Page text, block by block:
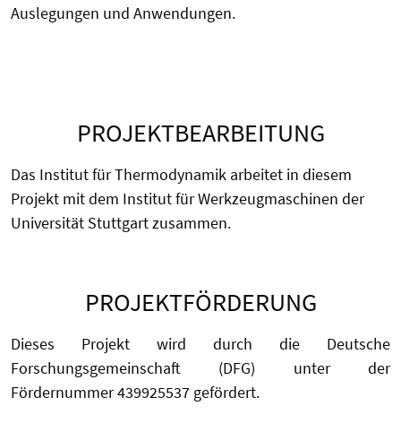
Auslegungen und Anwendungen.
PROJEKTBEARBEITUNG
Das Institut für Thermodynamik arbeitet in diesem
Projekt mit dem Institut für Werkzeugmaschinen der
Universität Stuttgart zusammen.
PROJEKTFÖRDERUNG
Dieses Projekt wird durch die Deutsche
Forschungsgemeinschaft (DFG) unter der
Fördernummer 439925537 gefördert.